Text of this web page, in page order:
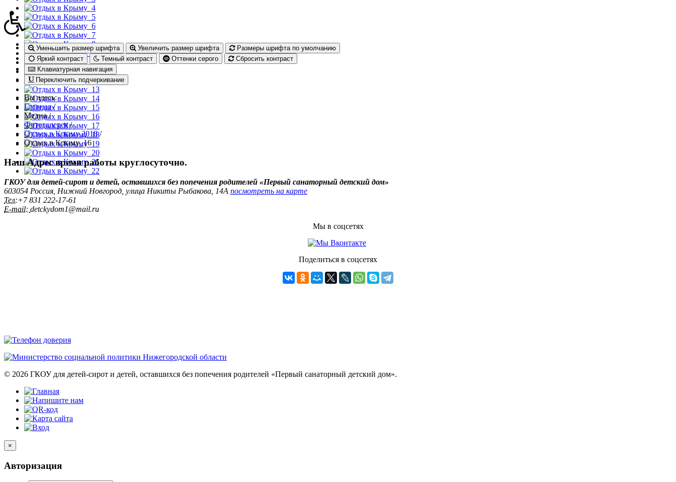
Уменьшить размер шрифта Увеличить размер шрифта
Размеры шрифта по умолчанию
Яркий контраст
Темный контраст Оттенки серого
Сбросить контраст
Клавиатурная навигация
Переключить подчеркивание
Вы здесь:
Главная /
Медиа/
Фотогалерея /
Отдых в Крыму 2018 /
Отдых в Крыму_16
Наш Адресвремя работы круглосуточно.
ГКОУ для детей-сирот и детей, оставшихся без попечения родителей «Первый санаторный детский дом»
603054 Россия, Нижний Новгород, улица Никиты Рыбакова, 14А посмотреть на карте
Тел:+7 831 222‑17-61
E-mail: detckydom1@mail.ru
Мы в соцсетях
Поделиться в соцсетях
© 2026 ГКОУ для детей-сирот и детей, оставшихся без попечения родителей «Первый санаторный детский дом».
×
Авторизация